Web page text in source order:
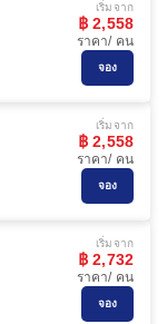
เริ่มจาก
฿ 2,558
ราคา/ คน
จอง
เริ่มจาก
฿ 2,558
ราคา/ คน
จอง
เริ่มจาก
฿ 2,732
ราคา/ คน
จอง